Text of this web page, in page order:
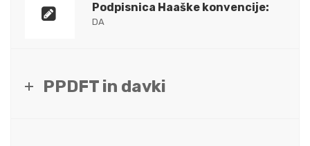
Podpisnica Haaške konvencije:
DA
PPDFT in davki